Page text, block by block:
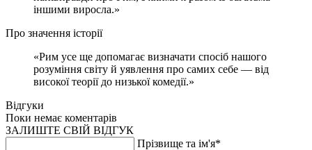
іншими виросла.»
Про значення історії
«Рим усе ще допомагає визначати спосіб нашого
розуміння світу й уявлення про самих себе — від
високої теорії до низької комедії.»
Відгуки
Поки немає коментарів
ЗАЛИШТЕ СВІЙ ВІДГУК
Прізвище та ім'я*